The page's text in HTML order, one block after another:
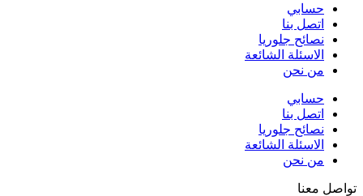
حسابي
اتصل بنا
نصائح جلوريا
الاسئلة الشائعة
من نحن
حسابي
اتصل بنا
نصائح جلوريا
الاسئلة الشائعة
من نحن
تواصل معنا